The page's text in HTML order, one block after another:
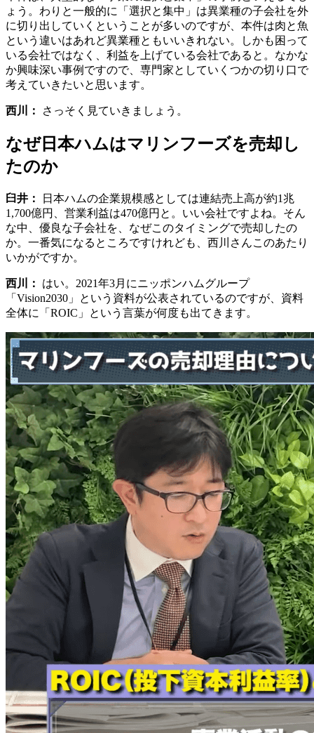
ょう。わりと一般的に「選択と集中」は異業種の子会社を外
に切り出していくということが多いのですが、本件は肉と魚
という違いはあれど異業種ともいいきれない。しかも困って
いる会社ではなく、利益を上げている会社であると。なかな
か興味深い事例ですので、専門家としていくつかの切り口で
考えていきたいと思います。
西川： さっそく見ていきましょう。
なぜ日本ハムはマリンフーズを売却し
たのか
臼井：
日本ハムの企業規模感としては連結売上高が約1兆
1,700億円、営業利益は470億円と。いい会社ですよね。そん
な中、優良な子会社を、なぜこのタイミングで売却したの
か。一番気になるところですけれども、西川さんこのあたり
いかがですか。
西川：
はい。2021年3月にニッポンハムグループ
「Vision2030」という資料が公表されているのですが、資料
全体に「ROIC」という言葉が何度も出てきます。